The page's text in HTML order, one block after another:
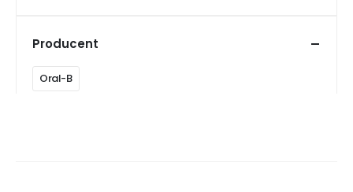
Producent
Oral-B